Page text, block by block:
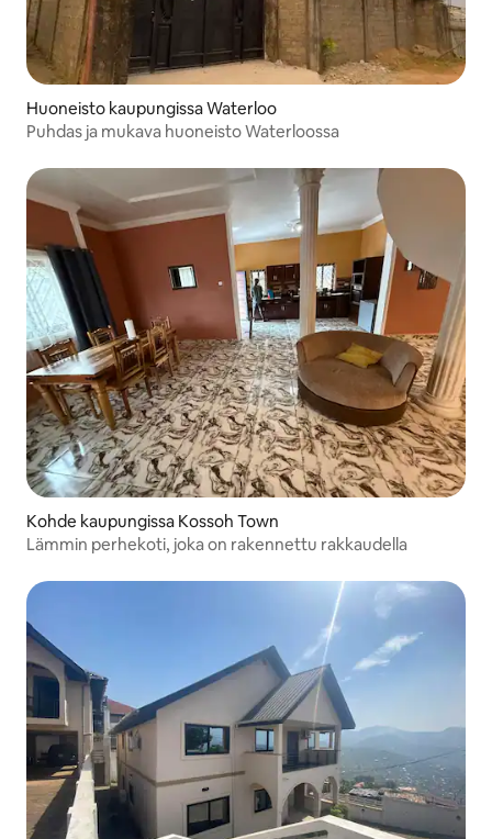
Huoneisto kaupungissa Waterloo
Puhdas ja mukava huoneisto Waterloossa
Kohde kaupungissa Kossoh Town
Lämmin perhekoti, joka on rakennettu rakkaudella